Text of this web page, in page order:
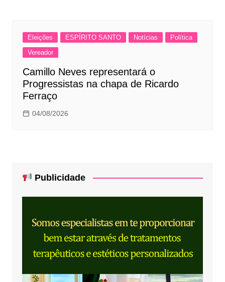
Eleições ESPÍRITO SANTO Notícias
Política
Vereador
Camillo Neves representará o
Progressistas na chapa de Ricardo
Ferraço
04/08/2026
Publicidade